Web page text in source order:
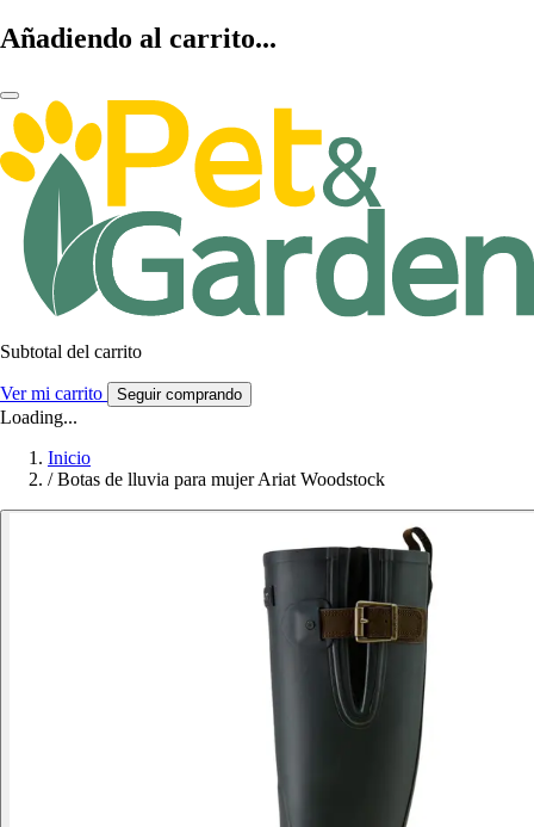
Añadiendo al carrito...
Subtotal del carrito
Ver mi carrito Seguir comprando
Loading...
Inicio
/ Botas de lluvia para mujer Ariat Woodstock